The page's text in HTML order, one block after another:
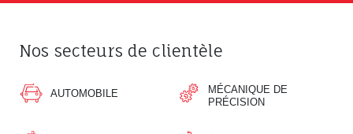
Nos secteurs de clientèle
MÉCANIQUE DE
PRÉCISION